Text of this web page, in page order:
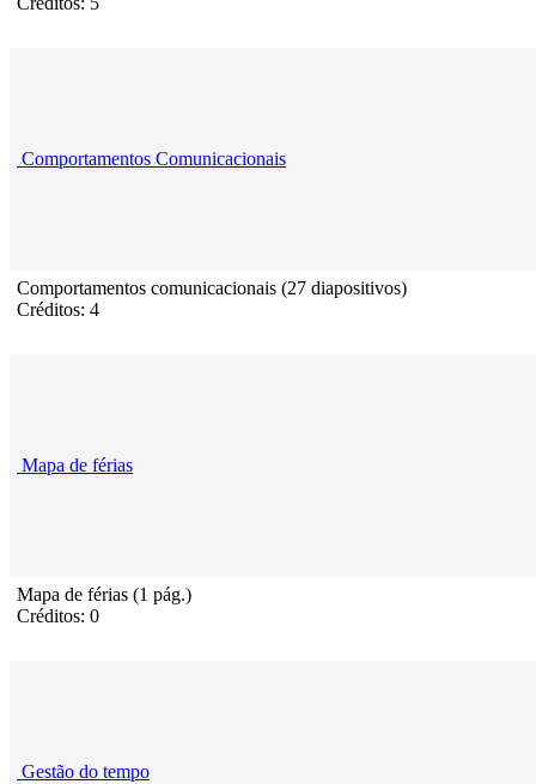
Comportamentos Comunicacionais
Comportamentos comunicacionais (27 diapositivos)
Créditos: 4
Mapa de férias
Mapa de férias (1 pág.)
Créditos: 0
Gestão do tempo